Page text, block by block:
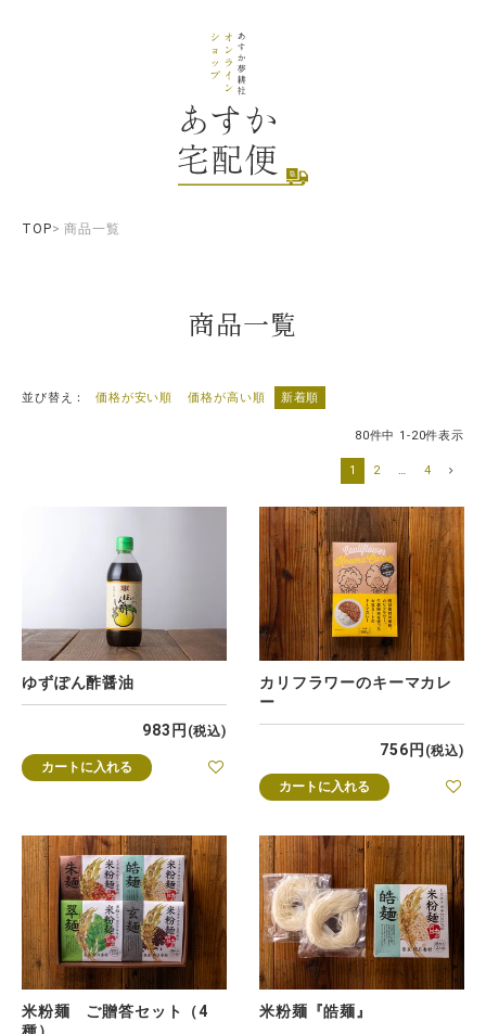
TOP 商品一覧
商品一覧
並び替え 価格が安い順 価格が高い順 新着順
80件中 1 -20件表示
1 2 … 4
ゆずぽん酢醤油
983 税込
カートに入れる
カリフラワーのキーマカレ
ー
756 税込
カートに入れる
米粉麺 ご贈答セット（4
米粉麺『皓麺』